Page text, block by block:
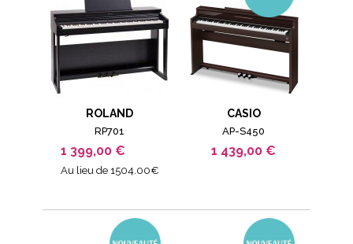
ROLAND
RP701
1 399,00 €
Au lieu de 1504.00€
CASIO
AP-S450
1 439,00 €